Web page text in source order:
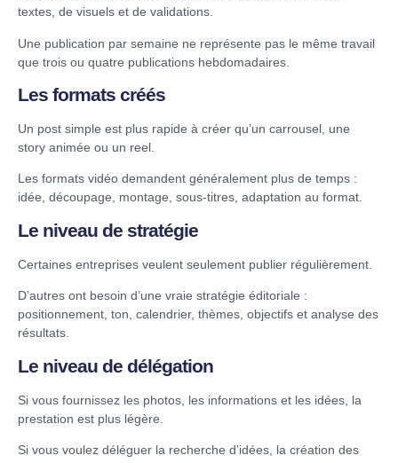
textes, de visuels et de validations.
Une publication par semaine ne représente pas le même travail
que trois ou quatre publications hebdomadaires.
Les formats créés
Un post simple est plus rapide à créer qu’un carrousel, une
story animée ou un reel.
Les formats vidéo demandent généralement plus de temps :
idée, découpage, montage, sous-titres, adaptation au format.
Le niveau de stratégie
Certaines entreprises veulent seulement publier régulièrement.
D’autres ont besoin d’une vraie stratégie éditoriale :
positionnement, ton, calendrier, thèmes, objectifs et analyse des
résultats.
Le niveau de délégation
Si vous fournissez les photos, les informations et les idées, la
prestation est plus légère.
Si vous voulez déléguer la recherche d’idées, la création des